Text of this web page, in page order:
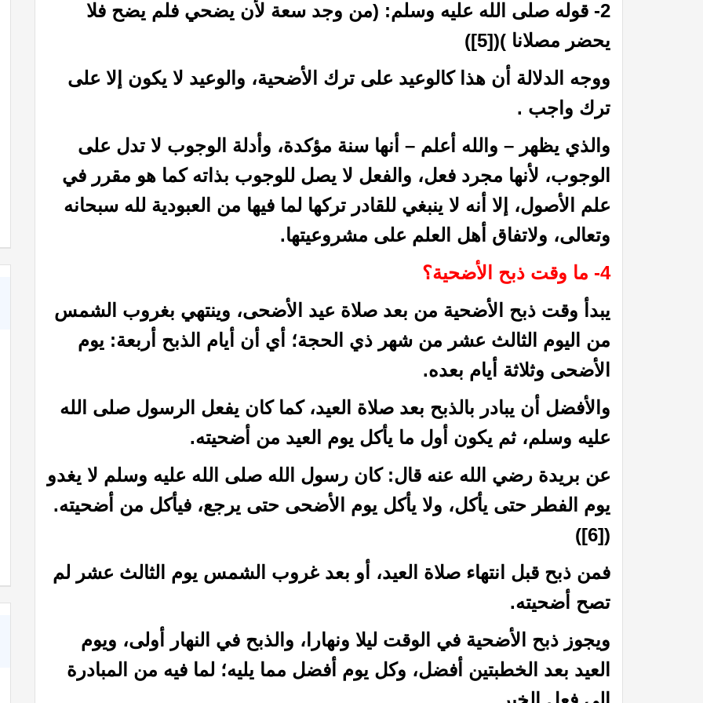
2- قوله صلى الله عليه وسلم: (من وجد سعة لأن يضحي فلم يضح فلا
يحضر مصلانا )([5]
)
ووجه الدلالة أن هذا كالوعيد على ترك الأضحية، والوعيد لا يكون إلا على
ترك واجب .
والذي يظهر – والله أعلم – أنها سنة مؤكدة، وأدلة الوجوب لا تدل على
الوجوب، لأنها مجرد فعل، والفعل لا يصل للوجوب بذاته كما هو مقرر في
علم الأصول، إلا أنه لا ينبغي للقادر تركها لما فيها من العبودية لله سبحانه
وتعالى، ولاتفاق أهل العلم على مشروعيتها.
4- ما وقت ذبح الأضحية؟
يبدأ وقت ذبح الأضحية من بعد صلاة عيد الأضحى، وينتهي بغروب الشمس
من اليوم الثالث عشر من شهر ذي الحجة؛ أي أن أيام الذبح أربعة: يوم
الأضحى وثلاثة أيام بعده.
والأفضل أن يبادر بالذبح بعد صلاة العيد، كما كان يفعل الرسول صلى الله
عليه وسلم، ثم يكون أول ما يأكل يوم العيد من أضحيته.
عن بريدة رضي الله عنه قال: كان رسول الله صلى الله عليه وسلم لا يغدو
يوم الفطر حتى يأكل، ولا يأكل يوم الأضحى حتى يرجع، فيأكل من أضحيته.
(
[6]
)
فمن ذبح قبل انتهاء صلاة العيد، أو بعد غروب الشمس يوم الثالث عشر لم
تصح أضحيته.
ويجوز ذبح الأضحية في الوقت ليلا ونهارا، والذبح في النهار أولى، ويوم
العيد بعد الخطبتين أفضل، وكل يوم أفضل مما يليه؛ لما فيه من المبادرة
عظمة الله رب العالمين: (25) قال الله عز وجل : يؤذيني ابن آدم يسب الدهر كتاب خواطر إيمانية حول عظمة الله رب العالمين
على كثير ممن لبس الثياب أوباما من صحابة الرسول ؟؟!! كبسولة بالأذن